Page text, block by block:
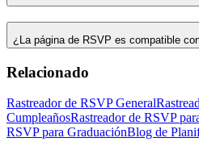
¿La página de RSVP es compatible
Relacionado
Rastreador de RSVP General
CumpleañosRastreador de RSVP
RSVP para GraduaciónBlog de